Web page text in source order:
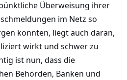
Überweisung ihrer
im Netz so
konnten, liegt auch daran,
wirkt und schwer zu
ist nun, dass die
Behörden, Banken und